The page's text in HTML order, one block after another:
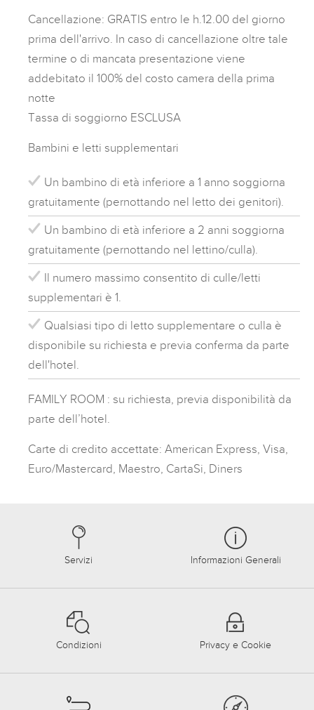
Cancellazione: GRATIS entro le h.12.00 del giorno
prima dell'arrivo. In caso di cancellazione oltre tale
termine o di mancata presentazione viene
addebitato il 100% del costo camera della prima
notte
Tassa di soggiorno ESCLUSA
Bambini e letti supplementari
Un bambino di età inferiore a 1 anno soggiorna
gratuitamente (pernottando nel letto dei genitori).
Un bambino di età inferiore a 2 anni soggiorna
gratuitamente (pernottando nel lettino/culla).
Il numero massimo consentito di culle/letti
supplementari è 1.
Qualsiasi tipo di letto supplementare o culla è
disponibile su richiesta e previa conferma da parte
dell'hotel.
FAMILY ROOM : su richiesta, previa disponibilità da
parte dell’hotel.
Carte di credito accettate: American Express, Visa,
Euro/Mastercard, Maestro, CartaSi, Diners
Servizi Informazioni Generali
Condizioni Privacy e Cookie